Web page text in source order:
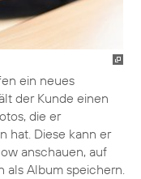
ein neues
der Kunde einen
die er
hat. Diese kann er
anschauen, auf
als Album speichern.